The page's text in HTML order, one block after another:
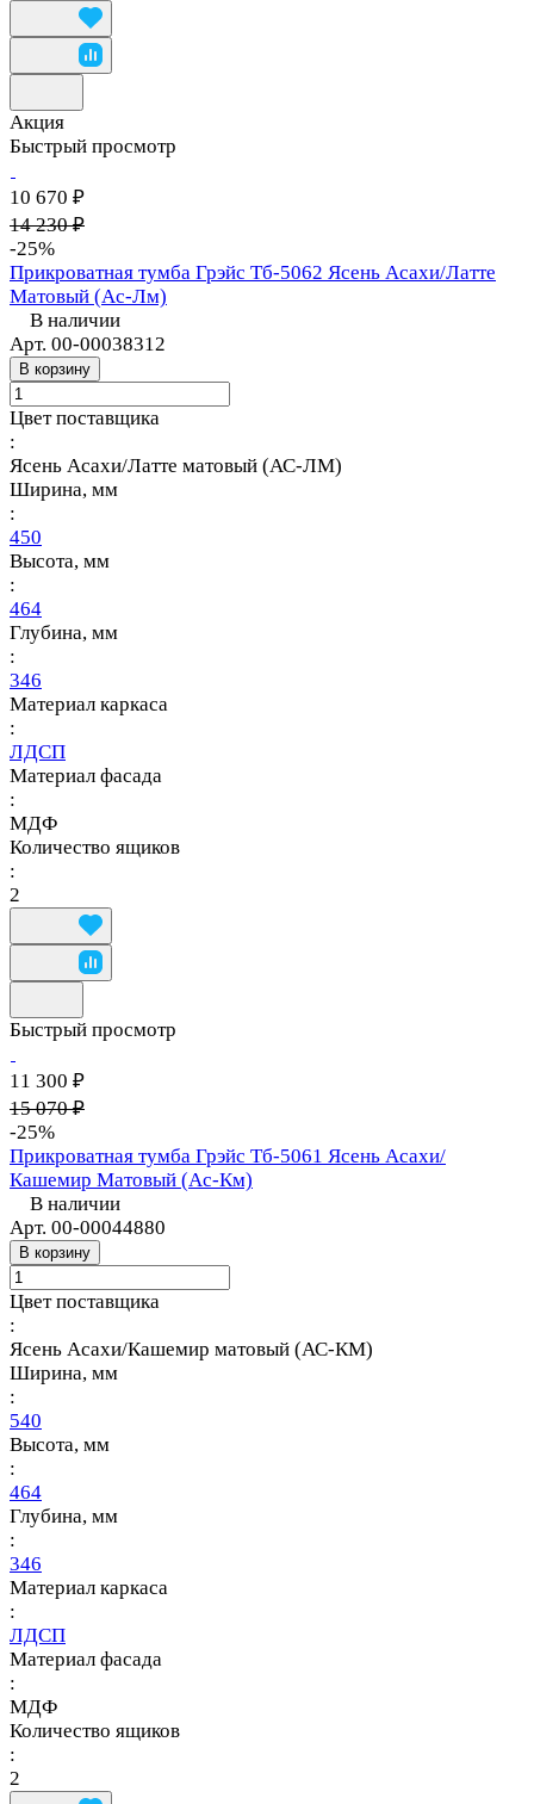
Акция
Быстрый просмотр
10 670 ₽
14 230 ₽
-25%
Прикроватная тумба Грэйс Тб-5062 Ясень Асахи/Латте
Матовый (Ас-Лм)
В наличии
Арт. 00-00038312
В корзину
Цвет поставщика
:
Ясень Асахи/Латте матовый (АС-ЛМ)
Ширина, мм
:
450
Высота, мм
:
464
Глубина, мм
:
346
Материал каркаса
:
ЛДСП
Материал фасада
:
МДФ
Количество ящиков
:
2
Быстрый просмотр
11 300 ₽
15 070 ₽
-25%
Прикроватная тумба Грэйс Тб-5061 Ясень Асахи/
Кашемир Матовый (Ас-Км)
В наличии
Арт. 00-00044880
В корзину
Цвет поставщика
:
Ясень Асахи/Кашемир матовый (АС-КМ)
Ширина, мм
:
540
Высота, мм
:
464
Глубина, мм
:
346
Материал каркаса
:
ЛДСП
Материал фасада
:
МДФ
Количество ящиков
:
2